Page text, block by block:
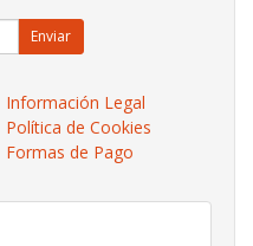
Enviar
Información Legal
Política de Cookies
Formas de Pago